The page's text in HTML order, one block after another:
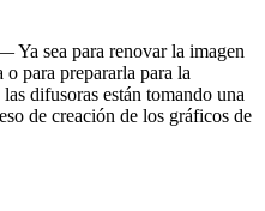
Ya sea para renovar la imagen
o para prepararla para la
difusoras están tomando una
de creación de los gráficos de